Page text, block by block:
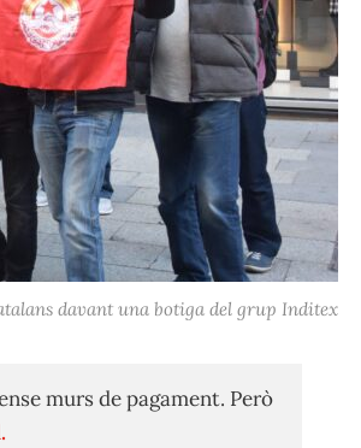
davant una botiga del grup Inditex
murs de pagament. Però